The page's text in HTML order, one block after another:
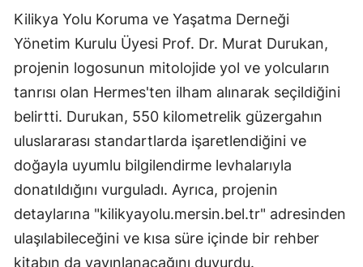
Kilikya Yolu Koruma ve Yaşatma Derneği
Yönetim Kurulu Üyesi Prof. Dr. Murat Durukan,
projenin logosunun mitolojide yol ve yolcuların
tanrısı olan Hermes'ten ilham alınarak seçildiğini
belirtti. Durukan, 550 kilometrelik güzergahın
uluslararası standartlarda işaretlendiğini ve
doğayla uyumlu bilgilendirme levhalarıyla
donatıldığını vurguladı. Ayrıca, projenin
detaylarına "kilikyayolu.mersin.bel.tr" adresinden
ulaşılabileceğini ve kısa süre içinde bir rehber
kitabın da yayınlanacağını duyurdu.